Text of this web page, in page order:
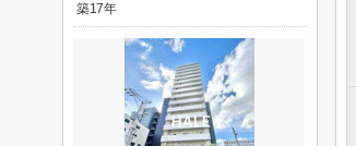
築17年